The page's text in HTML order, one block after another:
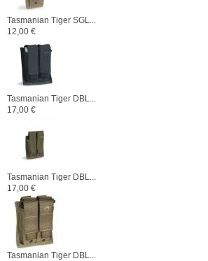
Tasmanian Tiger SGL...
12,00 €
Tasmanian Tiger DBL...
17,00 €
Tasmanian Tiger DBL...
17,00 €
Tasmanian Tiger DBL...